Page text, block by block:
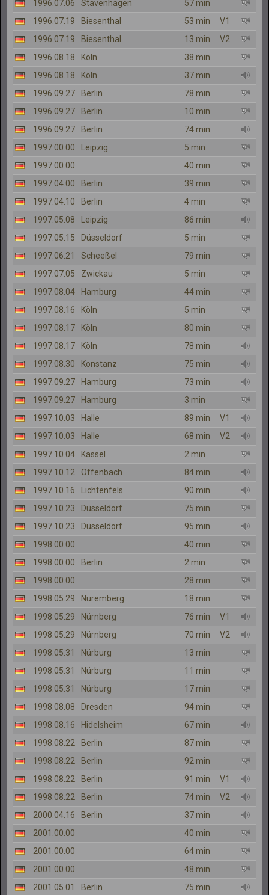
1996.07.06
Stavenhagen
57 min
1996.07.19
Biesenthal 53 min
V1
1996.07.19
Biesenthal 13 min
V2
1996.08.18
Köln
38 min
1996.08.18
Köln
37 min
1996.09.27
Berlin
78 min
1996.09.27
Berlin
10 min
1996.09.27
Berlin
74 min
1997.00.00
Leipzig
5 min
1997.00.00
40 min
1997.04.00
Berlin
39 min
1997.04.10
Berlin
4 min
1997.05.08
Leipzig
86 min
1997.05.15
Düsseldorf
5 min
1997.06.21
Scheeßel
79 min
1997.07.05
Zwickau
5 min
1997.08.04
Hamburg
44 min
1997.08.16
Köln
5 min
1997.08.17
Köln
80 min
1997.08.17
Köln
78 min
1997.08.30
Konstanz
75 min
1997.09.27
Hamburg
73 min
1997.09.27
Hamburg
3 min
1997.10.03
Halle 89 min
V1
1997.10.03
Halle 68 min
V2
1997.10.04
Kassel
2 min
1997.10.12
Offenbach
84 min
1997.10.16
Lichtenfels
90 min
1997.10.23
Düsseldorf
75 min
1997.10.23
Düsseldorf
95 min
1998.00.00
40 min
1998.00.00
Berlin
2 min
1998.00.00
28 min
1998.05.29
Nuremberg
18 min
1998.05.29
Nürnberg 76 min
V1
1998.05.29
Nürnberg 70 min
V2
1998.05.31
Nürburg
13 min
1998.05.31
Nürburg
11 min
1998.05.31
Nürburg
17 min
1998.08.08
Dresden
94 min
1998.08.16
Hidelsheim
67 min
1998.08.22
Berlin
87 min
1998.08.22
Berlin
92 min
1998.08.22
Berlin 91 min
V1
1998.08.22
Berlin 74 min
V2
2000.04.16
Berlin
37 min
2001.00.00
40 min
2001.00.00
64 min
2001.00.00
48 min
2001.05.01
Berlin 75 min